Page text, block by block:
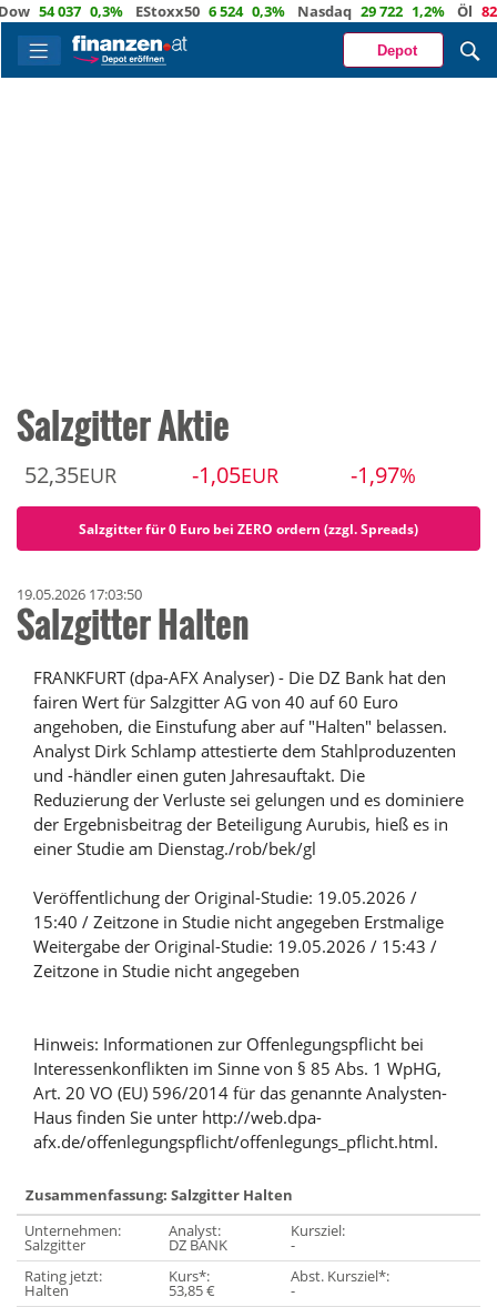
54 037 0,3% EStoxx50 6 524 0,3% Nasdaq 29 722 1,2% Öl 82,1 -
Depot
Salzgitter Aktie
52,35EUR -1,05EUR -1,97%
Salzgitter für 0 Euro bei ZERO ordern (zzgl. Spreads)
19.05.2026 17:03:50
Salzgitter Halten
FRANKFURT (dpa-AFX Analyser) - Die DZ Bank hat den
fairen Wert für Salzgitter AG von 40 auf 60 Euro
angehoben, die Einstufung aber auf "Halten" belassen.
Analyst Dirk Schlamp attestierte dem Stahlproduzenten
und -händler einen guten Jahresauftakt. Die
Reduzierung der Verluste sei gelungen und es dominiere
der Ergebnisbeitrag der Beteiligung Aurubis, hieß es in
einer Studie am Dienstag./rob/bek/gl
Veröffentlichung der Original-Studie: 19.05.2026 /
15:40 / Zeitzone in Studie nicht angegeben Erstmalige
Weitergabe der Original-Studie: 19.05.2026 / 15:43 /
Zeitzone in Studie nicht angegeben
Hinweis: Informationen zur Offenlegungspflicht bei
Interessenkonflikten im Sinne von § 85 Abs. 1 WpHG,
Art. 20 VO (EU) 596/2014 für das genannte Analysten-
Haus finden Sie unter http://web.dpa-
afx.de/offenlegungspflicht/offenlegungs_pflicht.html.
Zusammenfassung: Salzgitter Halten
Unternehmen:
Salzgitter
Analyst:
DZ BANK
Kursziel:
-
Rating jetzt:
Halten
Kurs*:
53,85 €
Abst. Kursziel*:
-